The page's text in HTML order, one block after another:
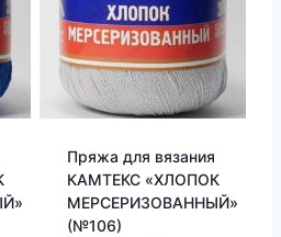
Пряжа для вязания
КАМТЕКС «ХЛОПОК
МЕРСЕРИЗОВАННЫЙ»
(№106)